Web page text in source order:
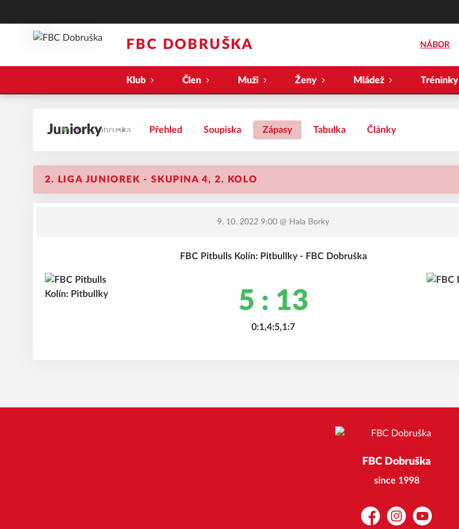
FBC DOBRUŠKA NÁBOR
Klub Člen Muži Ženy Mládež Tréninky
Juniorky Přehled Soupiska Zápasy Tabulka Články
2. LIGA JUNIOREK - SKUPINA 4, 2. KOLO
9. 10. 2022 9:00 @ Hala Borky
FBC Pitbulls Kolín: Pitbullky - FBC Dobruška
5 : 13
0:1,4:5,1:7
FBC Dobruška
since 1998
FacebookInstagramYouTube